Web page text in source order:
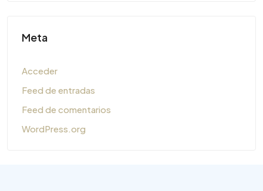
Meta
Acceder
Feed de entradas
Feed de comentarios
WordPress.org